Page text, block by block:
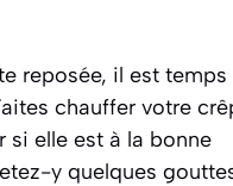
reposée, il est temps
chauffer votre
si elle est à la bonne
y quelques